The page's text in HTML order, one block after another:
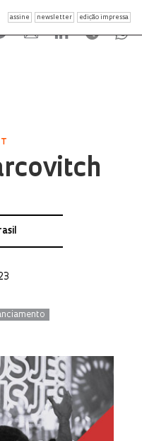
assine newsletter edição impressa